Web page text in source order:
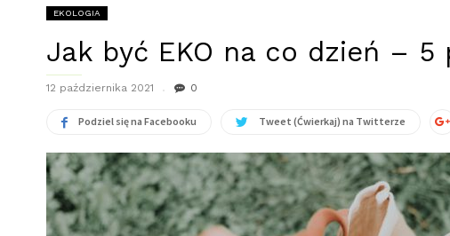
EKOLOGIA
Jak być EKO na co dzień –
12 października 2021 0
Podziel się na Facebooku Tweet (Ćwierkaj) na Twitterze